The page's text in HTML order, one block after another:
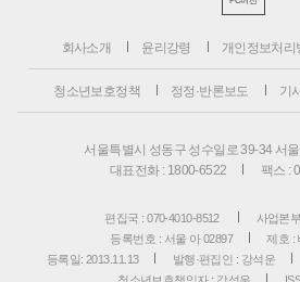
회사소개 윤리강령 개인정보처리
청소년보호정책 정정·반론보도 기
서울특별시 성동구 성수일로 39-34 서
대표전화 : 1800-6522
팩스 :
편집국 : 070-4010-8512
사업본
등록번호 : 서울 아 02897
제호 :
등록일: 2013.11.13
발행·편집인 : 강석운